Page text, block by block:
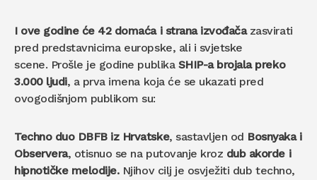
I ove godine će 42 domaća i strana izvođača zasvirati
pred predstavnicima europske, ali i svjetske
scene. Prošle je godine publika SHIP-a brojala preko
3.000 ljudi, a prva imena koja će se ukazati pred
ovogodišnjom publikom su:
Techno duo DBFB iz Hrvatske, sastavljen od Bosnyaka i
Observera, otisnuo se na putovanje kroz dub akorde i
hipnotičke melodije.Njihov cilj je osvježiti dub techno,